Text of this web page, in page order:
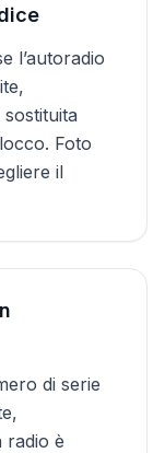
l’autoradio
sostituita
Foto
il
di serie
radio è